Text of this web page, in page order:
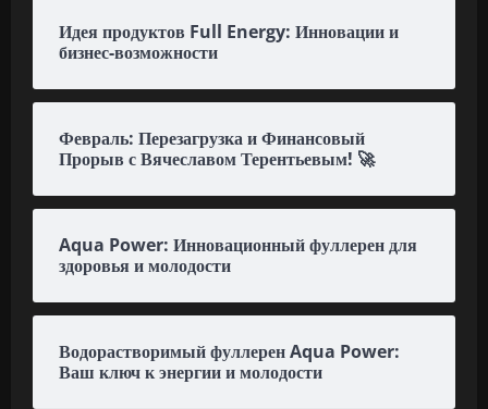
Идея продуктов Full Energy: Инновации и
бизнес-возможности
Февраль: Перезагрузка и Финансовый
Прорыв с Вячеславом Терентьевым! 🚀
Aqua Power: Инновационный фуллерен для
здоровья и молодости
Водорастворимый фуллерен Aqua Power:
Ваш ключ к энергии и молодости